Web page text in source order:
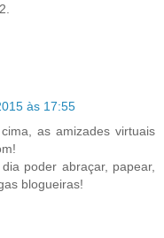
às 17:55
as amizades virtuais
poder abraçar, papear,
blogueiras!